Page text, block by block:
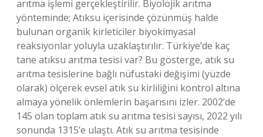
arıtma işlemi gerçekleştirilir. Biyolojik arıtma
yönteminde; Atıksu içerisinde çözünmüş halde
bulunan organik kirleticiler biyokimyasal
reaksiyonlar yoluyla uzaklaştırılır. Türkiye’de kaç
tane atıksu arıtma tesisi var? Bu gösterge, atık su
arıtma tesislerine bağlı nüfustaki değişimi (yüzde
olarak) ölçerek evsel atık su kirliliğini kontrol altına
almaya yönelik önlemlerin başarısını izler. 2002’de
145 olan toplam atık su arıtma tesisi sayısı, 2022 yılı
sonunda 1315’e ulaştı. Atık su arıtma tesisinde